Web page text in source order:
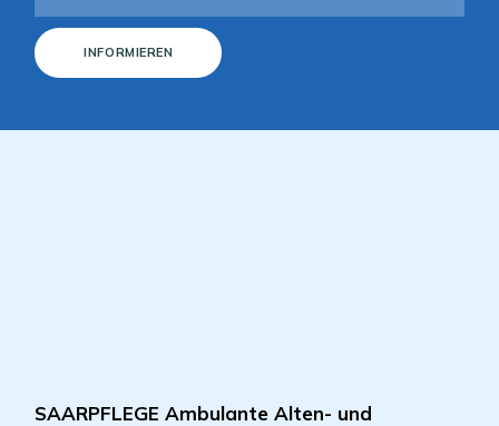
INFORMIEREN
SAARPFLEGE Ambulante Alten- und